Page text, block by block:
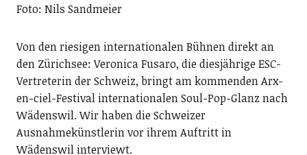
Foto: Nils Sandmeier
Von den riesigen internationalen Bühnen direkt an
den Zürichsee: Veronica Fusaro, die diesjährige ESC-
Vertreterin der Schweiz, bringt am kommenden Arx-
en-ciel-Festival internationalen Soul-Pop-Glanz nach
Wädenswil. Wir haben die Schweizer
Ausnahmekünstlerin vor ihrem Auftritt in
Wädenswil interviewt.